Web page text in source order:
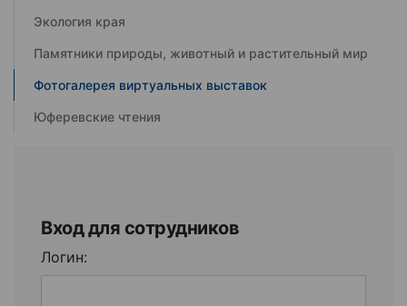
Экология края
Памятники природы, животный и растительный мир
Фотогалерея виртуальных выставок
Юферевские чтения
Вход для сотрудников
Логин: